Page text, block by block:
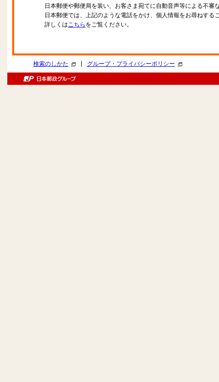
日本郵便や郵便局を装い、お客さま宛てに自動音声等による不審
日本郵便では、上記のような電話をかけ、個人情報をお尋ねする
詳しくはこちら をご覧ください。
検索のしかた グループ・プライバシーポリシー